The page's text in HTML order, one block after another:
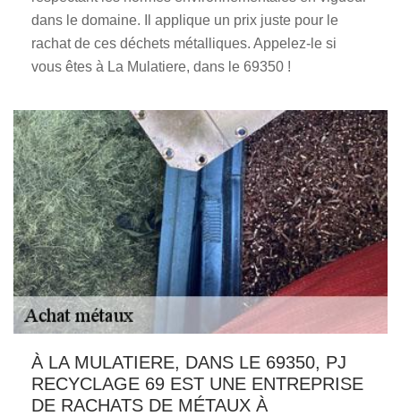
dans le domaine. Il applique un prix juste pour le
rachat de ces déchets métalliques. Appelez-le si
vous êtes à La Mulatiere, dans le 69350 !
À LA MULATIERE, DANS LE 69350, PJ
RECYCLAGE 69 EST UNE ENTREPRISE
DE RACHATS DE MÉTAUX À